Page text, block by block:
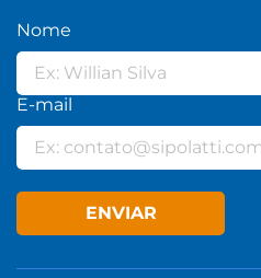
Nome
E-mail
ENVIAR